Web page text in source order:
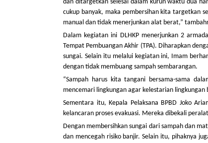
dan ditargetkan selesai dalam kurun waktu dua
cukup banyak, maka pembersihan kita targetkan
manual dan tidak menerjunkan alat berat,”
Dalam kegiatan ini DLHKP menerjunkan 2
Tempat Pembuangan Akhir (TPA). Diharapkan
sungai. Selain itu melalui kegiatan ini, Imam
dengan tidak membuang sampah sembarangan.
“Sampah harus kita tangani bersama-sama
mencemari lingkungan agar kelestarian
Sementara itu, Kepala Pelaksana BPBD Joko
kelancaran proses evakuasi. Mereka dibekali
Dengan membersihkan sungai dari sampah dan
dan mencegah risiko banjir. Selain itu, pihaknya